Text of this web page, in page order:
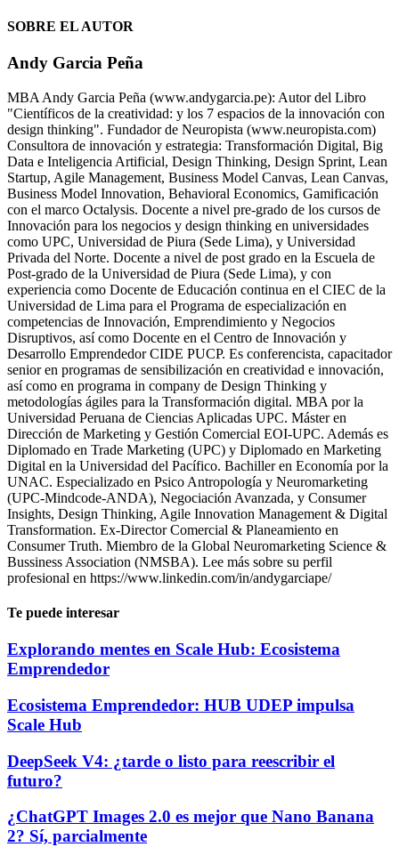
SOBRE EL AUTOR
Andy Garcia Peña
MBA Andy Garcia Peña (www.andygarcia.pe): Autor del Libro
"Científicos de la creatividad: y los 7 espacios de la innovación con
design thinking". Fundador de Neuropista (www.neuropista.com)
Consultora de innovación y estrategia: Transformación Digital, Big
Data e Inteligencia Artificial, Design Thinking, Design Sprint, Lean
Startup, Agile Management, Business Model Canvas, Lean Canvas,
Business Model Innovation, Behavioral Economics, Gamificación
con el marco Octalysis. Docente a nivel pre-grado de los cursos de
Innovación para los negocios y design thinking en universidades
como UPC, Universidad de Piura (Sede Lima), y Universidad
Privada del Norte. Docente a nivel de post grado en la Escuela de
Post-grado de la Universidad de Piura (Sede Lima), y con
experiencia como Docente de Educación continua en el CIEC de la
Universidad de Lima para el Programa de especialización en
competencias de Innovación, Emprendimiento y Negocios
Disruptivos, así como Docente en el Centro de Innovación y
Desarrollo Emprendedor CIDE PUCP. Es conferencista, capacitador
senior en programas de sensibilización en creatividad e innovación,
así como en programa in company de Design Thinking y
metodologías ágiles para la Transformación digital. MBA por la
Universidad Peruana de Ciencias Aplicadas UPC. Máster en
Dirección de Marketing y Gestión Comercial EOI-UPC. Además es
Diplomado en Trade Marketing (UPC) y Diplomado en Marketing
Digital en la Universidad del Pacífico. Bachiller en Economía por la
UNAC. Especializado en Psico Antropología y Neuromarketing
(UPC-Mindcode-ANDA), Negociación Avanzada, y Consumer
Insights, Design Thinking, Agile Innovation Management & Digital
Transformation. Ex-Director Comercial & Planeamiento en
Consumer Truth. Miembro de la Global Neuromarketing Science &
Bussiness Association (NMSBA). Lee más sobre su perfil
profesional en https://www.linkedin.com/in/andygarciape/
Te puede interesar
Explorando mentes en Scale Hub: Ecosistema
Emprendedor
Ecosistema Emprendedor: HUB UDEP impulsa
Scale Hub
DeepSeek V4: ¿tarde o listo para reescribir el
futuro?
¿ChatGPT Images 2.0 es mejor que Nano Banana
2? Sí, parcialmente